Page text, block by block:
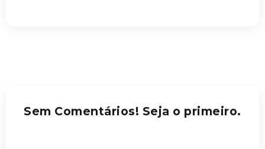
Sem Comentários! Seja o primeiro.